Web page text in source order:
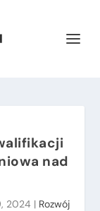
nad
2024 | Rozwój